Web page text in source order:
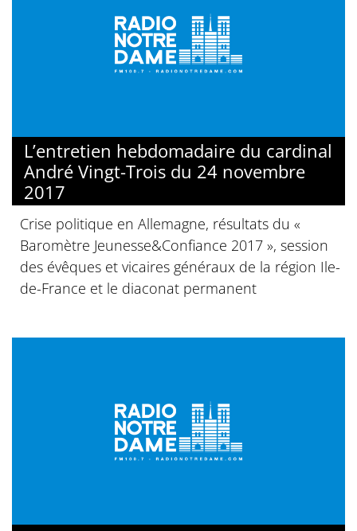
L’entretien hebdomadaire du cardinal
André Vingt-Trois du 24 novembre
2017
Crise politique en Allemagne, résultats du «
Baromètre Jeunesse&Confiance 2017 », session
des évêques et vicaires généraux de la région Ile-
de-France et le diaconat permanent